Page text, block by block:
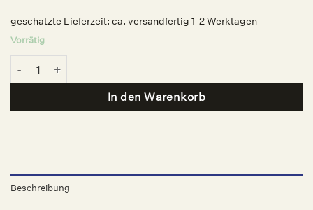
geschätzte Lieferzeit: ca. versandfertig 1-2 Werktagen
Vorrätig
In den Warenkorb
Beschreibung